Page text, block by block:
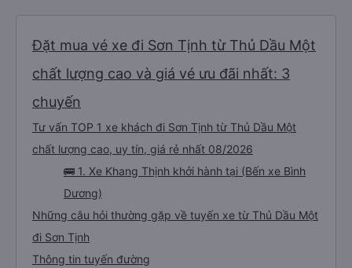
Đặt mua vé xe đi Sơn Tịnh từ Thủ Dầu Một
chất lượng cao và giá vé ưu đãi nhất: 3
chuyến
Tư vấn TOP 1 xe khách đi Sơn Tịnh từ Thủ Dầu Một
chất lượng cao, uy tín, giá rẻ nhất 08/2026
🚌 1. Xe Khang Thịnh khởi hành tại (Bến xe Bình
Dương)
Những câu hỏi thường gặp về tuyến xe từ Thủ Dầu Một
đi Sơn Tịnh
Thông tin tuyến đường